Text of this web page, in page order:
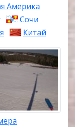
Америка
Сочи
Китай